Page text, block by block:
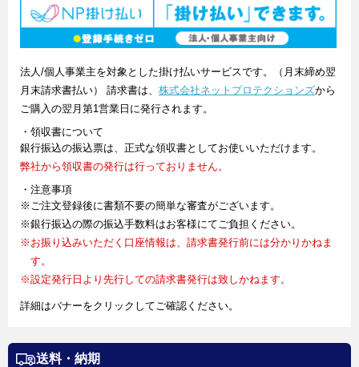
法人/個人事業主を対象とした掛け払いサービスです。（月末締め翌
月末請求書払い） 請求書は、 株式会社ネットプロテクションズから
ご購入の翌月第1営業日に発行されます。
・領収書について
銀行振込の振込票は、正式な領収書としてお使いいただけます。
弊社から領収書の発行は行っておりません。
・注意事項
※ご注文登録後に書類不要の簡単な審査がございます。
※銀行振込の際の振込手数料はお客様にてご負担ください。
※お振り込みいただく口座情報は、請求書発行前には分かりかねま
す。
※設定発行日より先行しての請求書発行は致しかねます。
詳細はバナーをクリックしてご確認ください。
送料・納期